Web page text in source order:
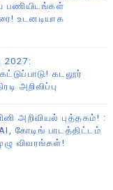
பணியிடங்கள்
உடனடியாக
கடலூர்
அறிவிப்பு
அறிவியல் புத்தகம்! :
கோடிங் பாடத்திட்டம்
விவரங்கள்!